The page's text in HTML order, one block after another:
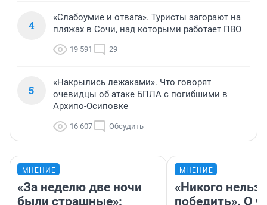
4
«Слабоумие и отвага». Туристы загорают на
пляжах в Сочи, над которыми работает ПВО
19 591 29
5
«Накрылись лежаками». Что говорят
очевидцы об атаке БПЛА с погибшими в
Архипо-Осиповке
16 607 Обсудить
МНЕНИЕ
«За неделю две ночи
были страшные»:
МНЕНИЕ
«Никого нельзя
победить». О